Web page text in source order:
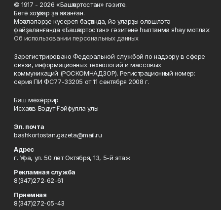
© 1917 - 2026 «Башҡортостан» гәзите.
Бөтә хоҡуҡтар ҙа яҡланған.
Мәҡәләләрҙе күсереп баҫҡанда, йә уларҙы өлөшләтә
файҙаланғанда «Башҡортостан» гәзитенә һылтанма яһау мотлаҡ.
Об использовании персональных данных
Зарегистрировано Федеральной службой по надзору в сфере
связи, информационных технологий и массовых
коммуникаций (РОСКОМНАДЗОР). Регистрационный номер:
серия ПИ ФС77-33205 от 11 сентября 2008 г.
Баш мөхәррир
Исхаҡов Вәдүт Ғәйфулла улы
Эл. почта
bashkortostan.gazeta@mail.ru
Адрес
г. Уфа, ул. 50 лет Октября, 13, 5-й этаж
Рекламная служба
8(347)272-62-61
Приемная
8(347)272-05-43